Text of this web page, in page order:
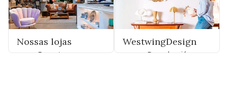
Nossas lojas
Encontre uma
WestwingDesign
Descubra já